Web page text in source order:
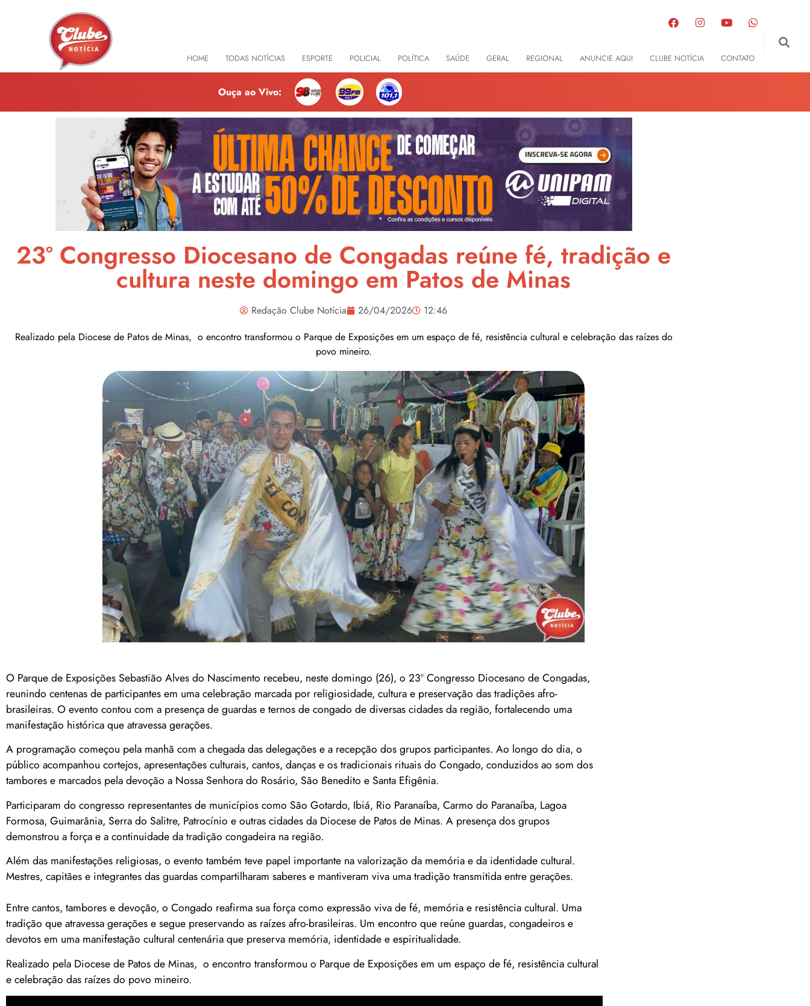
HOME TODAS NOTÍCIAS ESPORTE POLICIAL POLÍTICA SAÚDE GERAL REGIONAL ANUNCIE AQUI CLUBE NOTÍCIA CONTATO
Ouça ao Vivo:
23º Congresso Diocesano de Congadas reúne fé, tradição e
cultura neste domingo em Patos de Minas
Redação Clube Notícia 26/04/2026
12:46
Realizado pela Diocese de Patos de Minas, o encontro transformou o Parque de Exposições em um espaço de fé, resistência cultural e celebração das raízes do
povo mineiro.
O Parque de Exposições Sebastião Alves do Nascimento recebeu, neste domingo (26), o 23º Congresso Diocesano de Congadas,
reunindo centenas de participantes em uma celebração marcada por religiosidade, cultura e preservação das tradições afro-
brasileiras. O evento contou com a presença de guardas e ternos de congado de diversas cidades da região, fortalecendo uma
manifestação histórica que atravessa gerações.
A programação começou pela manhã com a chegada das delegações e a recepção dos grupos participantes. Ao longo do dia, o
público acompanhou cortejos, apresentações culturais, cantos, danças e os tradicionais rituais do Congado, conduzidos ao som dos
tambores e marcados pela devoção a Nossa Senhora do Rosário, São Benedito e Santa Efigênia.
Participaram do congresso representantes de municípios como São Gotardo, Ibiá, Rio Paranaíba, Carmo do Paranaíba, Lagoa
Formosa, Guimarânia, Serra do Salitre, Patrocínio e outras cidades da Diocese de Patos de Minas. A presença dos grupos
demonstrou a força e a continuidade da tradição congadeira na região.
Além das manifestações religiosas, o evento também teve papel importante na valorização da memória e da identidade cultural.
Mestres, capitães e integrantes das guardas compartilharam saberes e mantiveram viva uma tradição transmitida entre gerações.
Entre cantos, tambores e devoção, o Congado reafirma sua força como expressão viva de fé, memória e resistência cultural. Uma
tradição que atravessa gerações e segue preservando as raízes afro-brasileiras. Um encontro que reúne guardas, congadeiros e
devotos em uma manifestação cultural centenária que preserva memória, identidade e espiritualidade.
Realizado pela Diocese de Patos de Minas, o encontro transformou o Parque de Exposições em um espaço de fé, resistência cultural
e celebração das raízes do povo mineiro.